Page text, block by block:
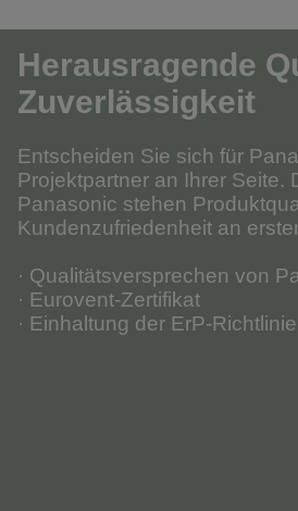
Herausragende
Zuverlässigkeit
Entscheiden Sie sich für
Projektpartner an Ihrer Seite.
Panasonic stehen
Kundenzufriedenheit an
· Qualitätsversprechen von
· Eurovent-Zertifikat
· Einhaltung der ErP-